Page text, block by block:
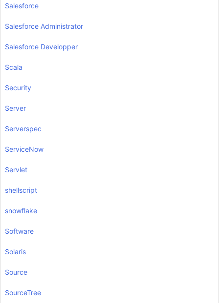
Salesforce
Salesforce Administrator
Salesforce Developper
Scala
Security
Server
Serverspec
ServiceNow
Servlet
shellscript
snowflake
Software
Solaris
Source
SourceTree